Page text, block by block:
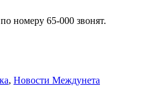
номеру 65-000 звонят.
, Новости Междунета